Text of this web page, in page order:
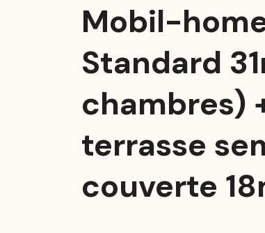
Mobil-
Standard
chambres)
terrasse
couverte